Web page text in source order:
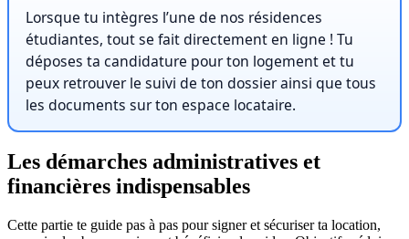
Lorsque tu intègres l’une de nos résidences
étudiantes, tout se fait directement en ligne ! Tu
déposes ta candidature pour ton logement et tu
peux retrouver le suivi de ton dossier ainsi que tous
les documents sur ton espace locataire.
Les démarches administratives et
financières indispensables
Cette partie te guide pas à pas pour signer et sécuriser ta location,